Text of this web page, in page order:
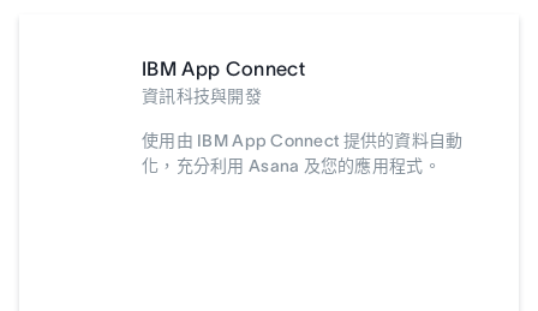
IBM App Connect
資訊科技與開發
使用由 IBM App Connect 提供的資料自動
化，充分利用 Asana 及您的應用程式。